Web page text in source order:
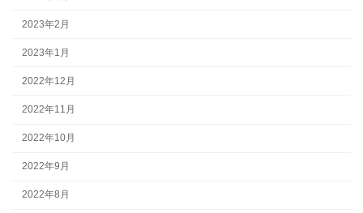
2023年2月
2023年1月
2022年12月
2022年11月
2022年10月
2022年9月
2022年8月